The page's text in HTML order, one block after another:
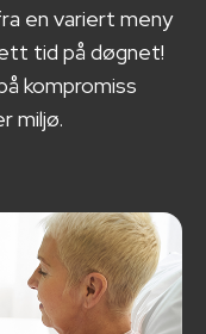
en variert meny
tid på døgnet!
kompromiss
miljø.